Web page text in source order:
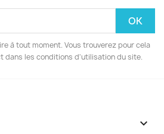
à tout moment. Vous trouverez pour cela
dans les conditions d'utilisation du site.
